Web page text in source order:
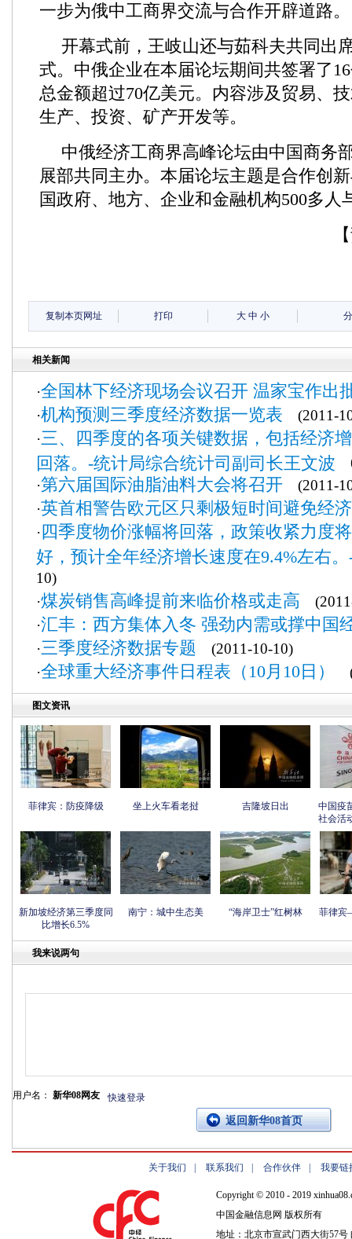
一步为俄中工商界交流与合作开辟道路。
开幕式前，王岐山还与茹科夫共同出
式。中俄企业在本届论坛期间共签署了
总金额超过70亿美元。内容涉及贸易、
生产、投资、矿产开发等。
中俄经济工商界高峰论坛由中国商务
展部共同主办。本届论坛主题是合作创
国政府、地方、企业和金融机构500多人
复制本页网址 打印 大 中 小
相关新闻
·全国林下经济现场会议召开 温家宝作出
·机构预测三季度经济数据一览表 (2011-
·三、四季度的各项关键数据，包括经济
回落。-统计局综合统计司副司长王文波
·第六届国际油脂油料大会将召开 (2011-
·英首相警告欧元区只剩极短时间避免经
·四季度物价涨幅将回落，政策收紧力度
好，预计全年经济增长速度在9.4%左右
10)
·煤炭销售高峰提前来临价格或走高
·汇丰：西方集体入冬 强劲内需或撑中国
·三季度经济数据专题 (2011-10-10)
·全球重大经济事件日程表（10月10日）
图文资讯
菲律宾：防疫降级 坐上火车看老挝 吉隆坡日出
中国疫
社会活
新加坡经济第三季度同
比增长6.5%
南宁：城中生态美 “海岸卫士”红树林 菲律宾
我来说两句
用户名： 新华08网友 快速登录
返回新华08首页
关于我们 联系我们 合作伙伴 我要链
Copyright © 2010 - 2019
中国金融信息网 版权所有
地址：北京市宣武门西大街57号